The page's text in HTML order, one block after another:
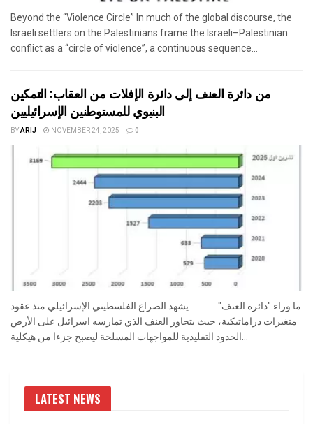
Beyond the “Violence Circle” In much of the global discourse, the
Israeli settlers on the Palestinians frame the Israeli–Palestinian
conflict as a “circle of violence”, a continuous sequence...
من دائرة العنف إلى دائرة الإفلات من العقاب: التمكين
البنيوي للمستوطنين الإسرائيليين
BYARIJ NOVEMBER 24, 2025 0
ما وراء "دائرة العنف" يشهد الصراع الفلسطيني الإسرائيلي منذ عقود
متغيرات دراماتيكية، حيث يتجاوز العنف الذي تمارسه اسرائيل على الأرض
الحدود التقليدية للمواجهات المسلحة ليصبح جزءا من هيكلية...
LATEST NEWS